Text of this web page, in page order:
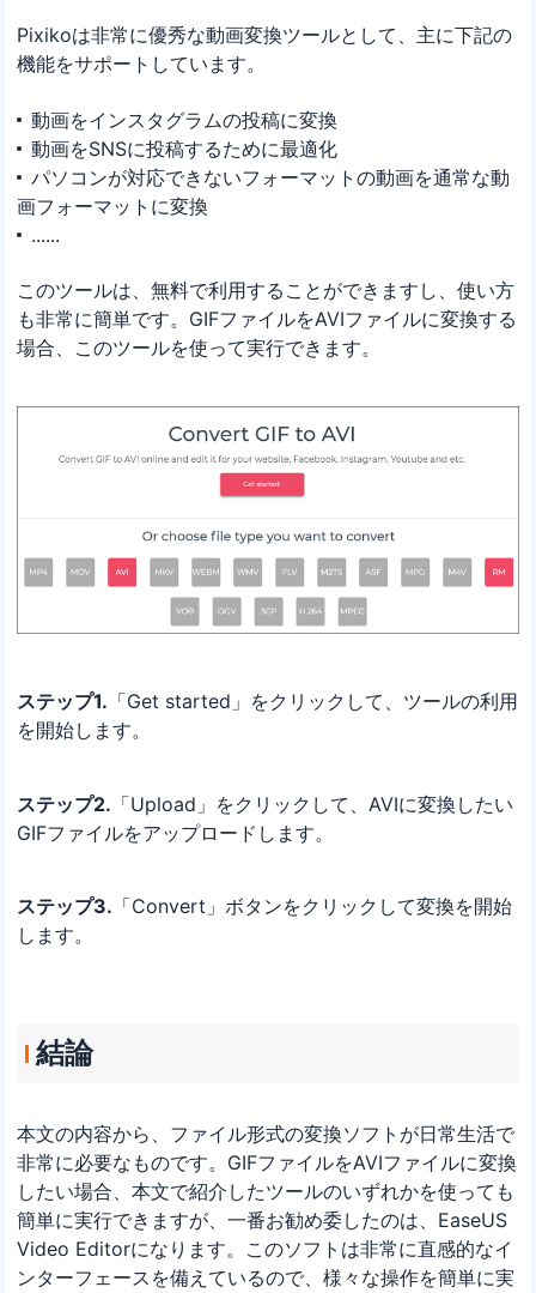
Pixikoは非常に優秀な動画変換ツールとして、主に下記の
機能をサポートしています。
動画をインスタグラムの投稿に変換
動画をSNSに投稿するために最適化
パソコンが対応できないフォーマットの動画を通常な動
画フォーマットに変換
......
このツールは、無料で利用することができますし、使い方
も非常に簡単です。GIFファイルをAVIファイルに変換する
場合、このツールを使って実行できます。
ステップ1. 「Get started」をクリックして、ツールの利用
を開始します。
ステップ2. 「Upload」をクリックして、AVIに変換したい
GIFファイルをアップロードします。
ステップ3. 「Convert」ボタンをクリックして変換を開始
します。
結論
本文の内容から、ファイル形式の変換ソフトが日常生活で
非常に必要なものです。GIFファイルをAVIファイルに変換
したい場合、本文で紹介したツールのいずれかを使っても
簡単に実行できますが、一番お勧め委したのは、EaseUS
Video Editorになります。このソフトは非常に直感的なイ
ンターフェースを備えているので、様々な操作を簡単に実